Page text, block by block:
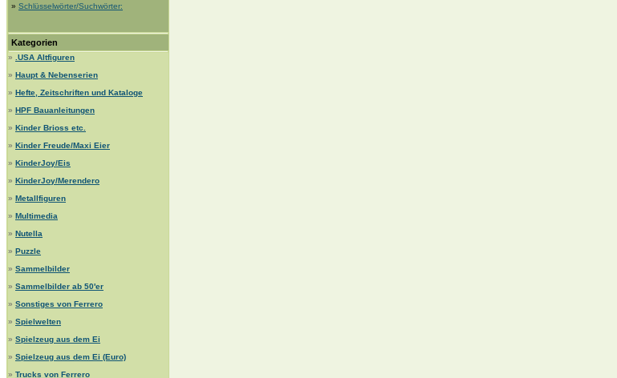
» Schlüsselwörter/Suchwörter:
Kategorien
»
.USA Altfiguren
» Haupt & Nebenserien
» Hefte, Zeitschriften und Kataloge
» HPF Bauanleitungen
» Kinder Brioss etc.
» Kinder Freude/Maxi Eier
» KinderJoy/Eis
» KinderJoy/Merendero
» Metallfiguren
» Multimedia
» Nutella
» Puzzle
» Sammelbilder
» Sammelbilder ab 50'er
» Sonstiges von Ferrero
» Spielwelten
» Spielzeug aus dem Ei
» Spielzeug aus dem Ei (Euro)
» Trucks von Ferrero